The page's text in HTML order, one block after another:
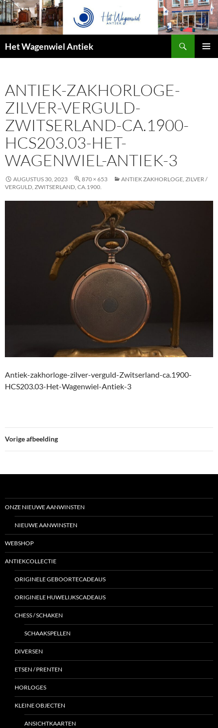
Het Wagenwiel Antiek
ANTIEK-ZAKHORLOGE-
ZILVER-VERGULD-
ZWITSERLAND-CA.1900-
HCS203.03-HET-
WAGENWIEL-ANTIEK-3
AUGUSTUS 30, 2023 870 × 653
ANTIEK ZAKHORLOGE, ZILVER /
VERGULD, ZWITSERLAND, CA.1900.
Antiek-zakhorloge-zilver-verguld-Zwitserland-ca.1900-
HCS203.03-Het-Wagenwiel-Antiek-3
Vorige afbeelding
ONZE NIEUWE AANWINSTEN
NIEUWE AANWINSTEN
WEBSHOP
ANTIEKCOLLECTIE
ORIGINELE GEBOORTECADEAUS
ORIGINELE HUWELIJKSCADEAUS
CHESS / SCHAKEN
SCHAAKSPELLEN
DIVERSEN
ETSEN / PRENTEN
HORLOGES
KLEINE OBJECTEN
ANSICHTKAARTEN